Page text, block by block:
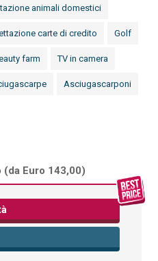
animali domestici
carte di credito Golf
farm TV in camera
Asciugascarponi
(da Euro 143,00)